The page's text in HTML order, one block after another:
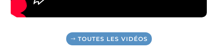
TOUTES LES VIDÉOS